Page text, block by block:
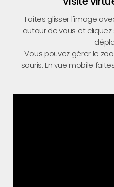
Faites glisser l'image
autour de vous et
Vous pouvez gérer le
souris. En vue mobile